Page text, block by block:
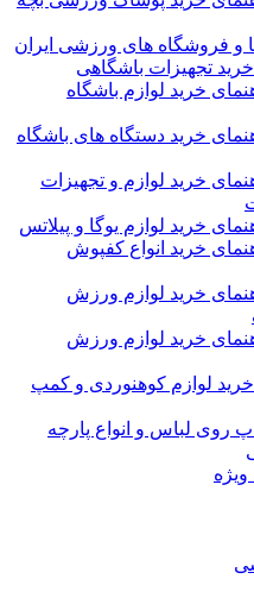
و فروشگاه های ورزشی ایران
تجهیزات باشگاهی
خرید لوازم باشگاه
خرید دستگاه های باشگاه
خرید لوازم و تجهیزات
خرید لوازم یوگا و پیلاتس
خرید انواع کفپوش
خرید لوازم ورزش
خرید لوازم ورزش
خرید لوازم کوهنوردی و کمپ
روی لباس و انواع پارچه
ویژه